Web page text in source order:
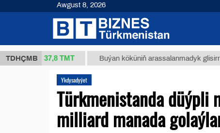
TDHÇMB
(kg.) 37,8 ТМТ Buýan köküniň arassalanmadyk glisirrizin
Ykdysadyýet
Türkmenistanda düýpli
milliard manada
Awgust 8, 2026